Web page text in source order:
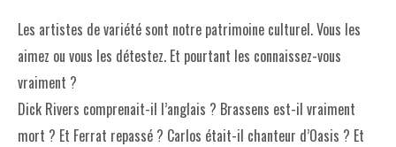
Les artistes de variété sont notre patrimoine culturel. Vous les
aimez ou vous les détestez. Et pourtant les connaissez-vous
vraiment ?
Dick Rivers comprenait-il l’anglais ? Brassens est-il vraiment
mort ? Et Ferrat repassé ? Carlos était-il chanteur d’Oasis ? Et